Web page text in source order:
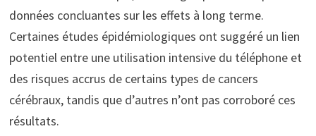
données concluantes sur les effets à long terme.
Certaines études épidémiologiques ont suggéré un lien
potentiel entre une utilisation intensive du téléphone et
des risques accrus de certains types de cancers
cérébraux, tandis que d’autres n’ont pas corroboré ces
résultats.